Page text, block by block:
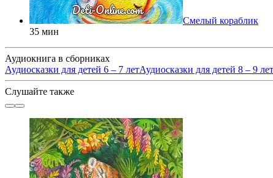
Смелый кораблик
35 мин
Аудиокнига в сборниках
Аудиосказки для детей 6 – 7 летАудиосказки для детей 8 – 9 лет
Слушайте также